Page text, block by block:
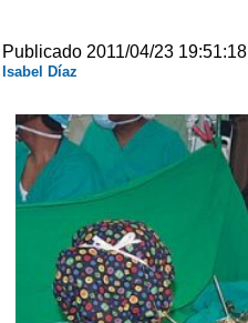
Publicado 2011/04/23 19:51:18
Isabel Díaz